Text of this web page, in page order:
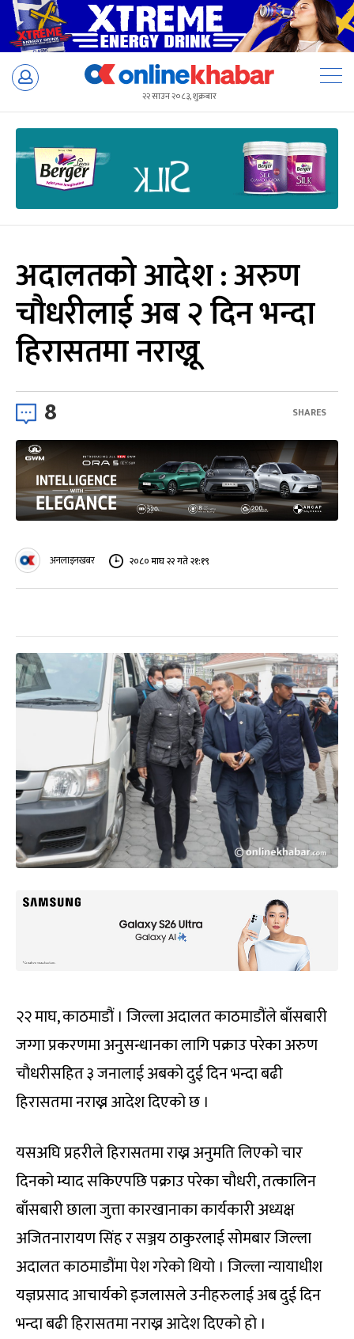
Skip
२२ साउन २०८३, शुक्रबार
अदालतको आदेश : अरुण
चौधरीलाई अब २ दिन भन्दा
हिरासतमा नराख्नू
8 SHARES
अनलाइनखबर २०८० माघ २२ गते २१:१९
२२ माघ, काठमाडौं । जिल्ला अदालत काठमाडौंले बाँसबारी
जग्गा प्रकरणमा अनुसन्धानका लागि पक्राउ परेका अरुण
चौधरीसहित ३ जनालाई अबको दुई दिन भन्दा बढी
हिरासतमा नराख्न आदेश दिएको छ ।
यसअघि प्रहरीले हिरासतमा राख्न अनुमति लिएको चार
दिनको म्याद सकिएपछि पक्राउ परेका चौधरी, तत्कालिन
बाँसबारी छाला जुत्ता कारखानाका कार्यकारी अध्यक्ष
अजितनारायण सिंह र सञ्जय ठाकुरलाई सोमबार जिल्ला
अदालत काठमाडौंमा पेश गरेको थियो । जिल्ला न्यायाधीश
यज्ञप्रसाद आचार्यको इजलासले उनीहरुलाई अब दुई दिन
भन्दा बढी हिरासतमा नराख्न आदेश दिएको हो ।